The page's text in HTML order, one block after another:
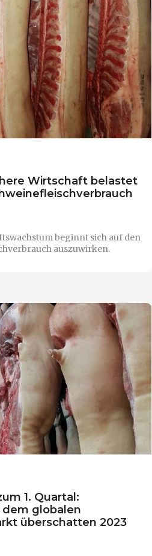
Wirtschaft belastet
beginnt sich auf den
auszuwirken.
1. Quartal:
globalen
überschatten 2023